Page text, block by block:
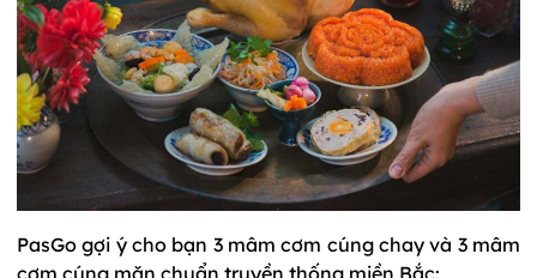
PasGo gợi ý cho bạn 3 mâm cơm cúng chay và 3 mâm